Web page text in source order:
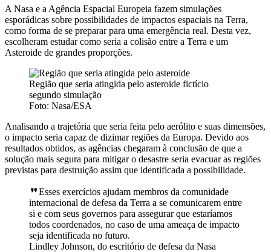
A Nasa e a Agência Espacial Europeia fazem simulações
esporádicas sobre possibilidades de impactos espaciais na Terra,
como forma de se preparar para uma emergência real. Desta vez,
escolheram estudar como seria a colisão entre a Terra e um
Asteroide de grandes proporções.
Região que seria atingida pelo asteroide fictício
segundo simulação
Foto: Nasa/ESA
Analisando a trajetória que seria feita pelo aerólito e suas dimensões,
o impacto seria capaz de dizimar regiões da Europa. Devido aos
resultados obtidos, as agências chegaram à conclusão de que a
solução mais segura para mitigar o desastre seria evacuar as regiões
previstas para destruição assim que identificada a possibilidade.
Esses exercícios ajudam membros da comunidade
internacional de defesa da Terra a se comunicarem entre
si e com seus governos para assegurar que estaríamos
todos coordenados, no caso de uma ameaça de impacto
seja identificada no futuro.
Lindley Johnson, do escritório de defesa da Nasa